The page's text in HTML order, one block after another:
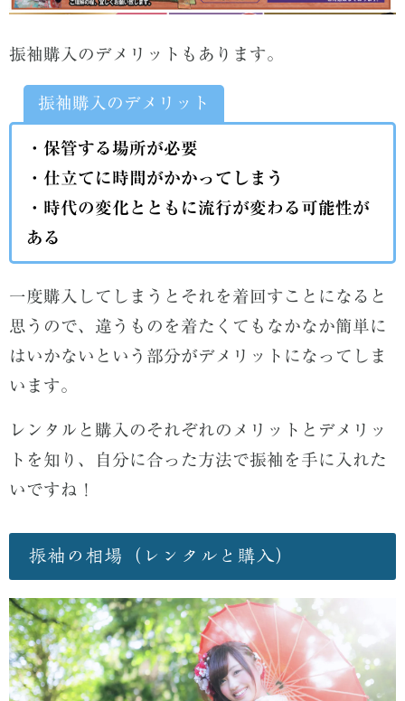
振袖購入のデメリットもあります。
振袖購入のデメリット
・保管する場所が必要
・仕立てに時間がかかってしまう
・時代の変化とともに流行が変わる可能性が
ある
一度購入してしまうとそれを着回すことになると
思うので、違うものを着たくてもなかなか簡単に
はいかないという部分がデメリットになってしま
います。
レンタルと購入のそれぞれのメリットとデメリッ
トを知り、自分に合った方法で振袖を手に入れた
いですね！
振袖の相場（レンタルと購入）